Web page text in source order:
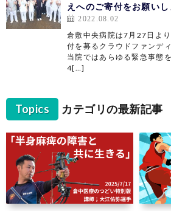
えへのご寄付をお願いし
2022.08.02
倉敷中央病院は7月27日よ
付を募るクラウドファンデ
当院ではあらゆる緊急事態
4[…]
Topics カテゴリの最新記事